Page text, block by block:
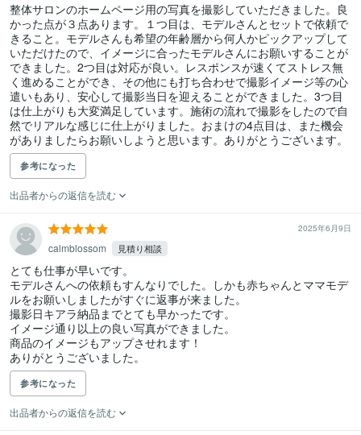
整体サロンのホームページ用の写真を撮影していただきました。良
かった点が３点あります。１つ目は、モデルさんとセットで依頼で
きること。モデルさんも希望の年齢層から何人かピックアップして
いただけたので、イメージに合ったモデルさんにお願いすることが
できました。2つ目は対応が良い。レスポンスが速くてストレス無
く進めることができ、その他にも打ち合わせで撮影イメージ等の心
遣いもあり、安心して撮影当日を迎えることができました。3つ目
は仕上がりも大変満足しています。施術の流れで撮影をしたので自
然でリアルな感じに仕上がりました。おまけの4点目は、また機会
がありましたらお願いしようと思います。ありがとうございます。
参考になった
出品者からの返信を読む
2025年6月9日
calmblossom 見積り相談
とても仕事が早いです。
モデルさんへの依頼もすんなりでした。しかも赤ちゃんとママモデ
ルをお願いしましたがすぐに返事が来ました。
撮影日キアラ納品までとても早かったです。
イメージ通り以上の良い写真ができました。
商品のイメージもアップさせれます！
ありがとうございました。
参考になった
出品者からの返信を読む